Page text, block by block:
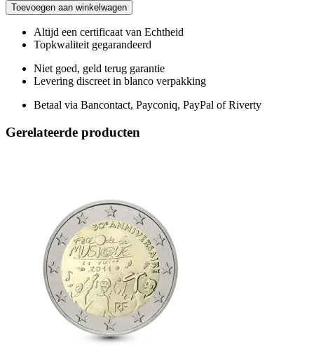
Toevoegen aan winkelwagen
Altijd een certificaat van Echtheid
Topkwaliteit gegarandeerd
Niet goed, geld terug garantie
Levering discreet in blanco verpakking
Betaal via Bancontact, Payconiq, PayPal of Riverty
Gerelateerde producten